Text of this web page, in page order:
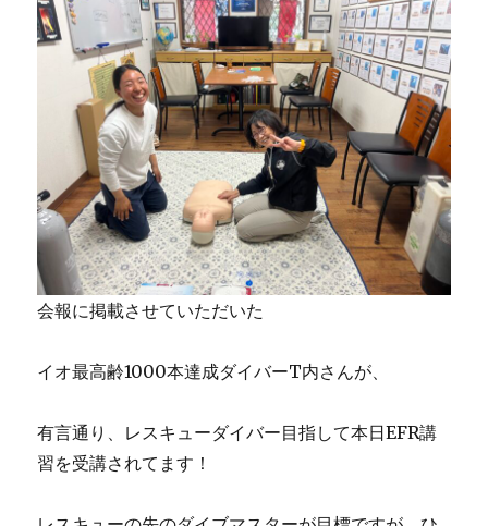
会報に掲載させていただいた
イオ最高齢1000本達成ダイバーT内さんが、
有言通り、レスキューダイバー目指して本日EFR講
習を受講されてます！